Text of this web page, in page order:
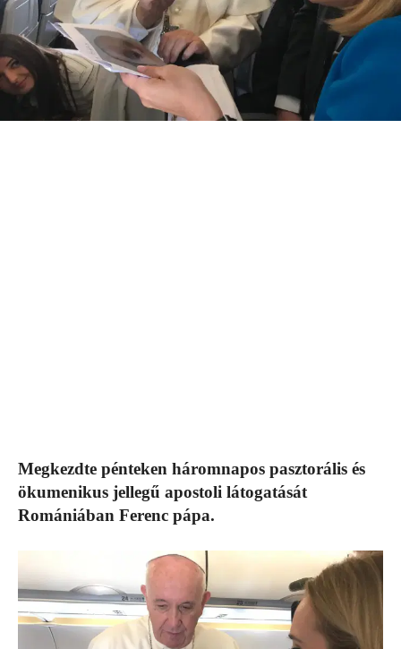
Megkezdte pénteken háromnapos pasztorális és
ökumenikus jellegű apostoli látogatását
Romániában Ferenc pápa.